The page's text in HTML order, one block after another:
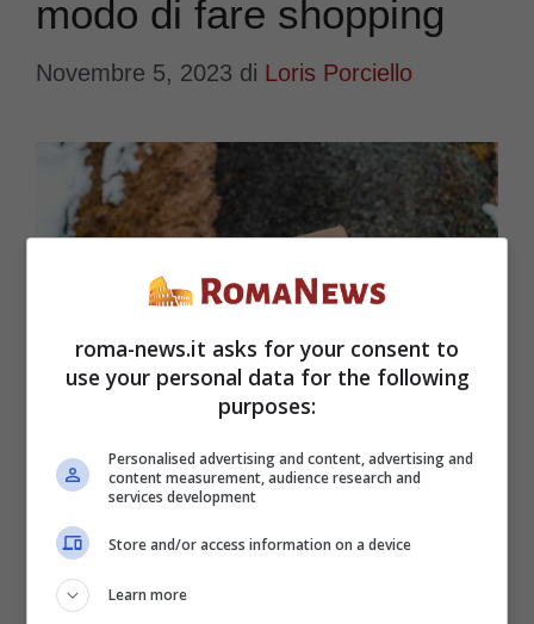
modo di fare shopping
Novembre 5, 2023 di Loris Porciello
In arrivo una novità a dir poco rivoluzionaria
per chi fa shopping su Amazon. Cambierà
roma-news.it asks for your consent to
use your personal data for the following
purposes:
Personalised advertising and content, advertising and
content measurement, audience research and
services development
Store and/or access information on a device
Learn more